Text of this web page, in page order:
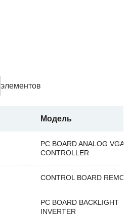
элементов
Модель
PC BOARD ANALOG VGA
CONTROLLER
CONTROL BOARD
PC BOARD BACKLIGHT
INVERTER